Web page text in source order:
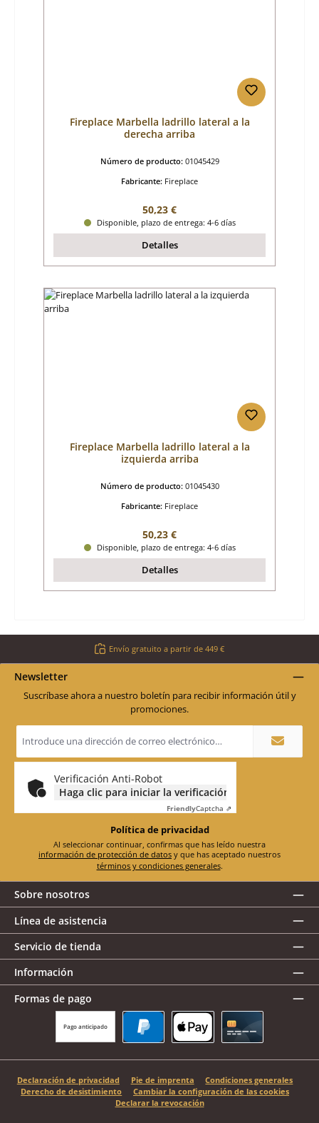
Fireplace Marbella ladrillo lateral a la
derecha arriba
Número de producto: 01045429
Fabricante: Fireplace
Precio normal:
50,23 €
Disponible, plazo de entrega: 4-6 días
Detalles
Fireplace Marbella ladrillo lateral a la
izquierda arriba
Número de producto: 01045430
Fabricante: Fireplace
Precio normal:
50,23 €
Disponible, plazo de entrega: 4-6 días
Detalles
Envío gratuito a partir de 449 €
Newsletter
Suscríbase ahora a nuestro boletín para recibir información útil y
promociones.
de
electrónico
Verificación Anti-Robot
Haga clic para iniciar la verificación
FriendlyCaptcha ⇗
Política de privacidad
información de protección de datos
términos y condiciones generales.
Sobre nosotros
Línea de asistencia
Servicio de tienda
Información
Formas de pago
Pago anticipado
Declaración de privacidad Pie de imprenta
Condiciones generales
Derecho de desistimiento
Cambiar la configuración de las cookies
Declarar la revocación